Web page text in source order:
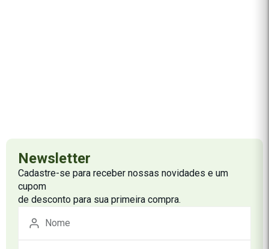
Newsletter
Cadastre-se para receber nossas novidades e um
cupom
de desconto para sua primeira compra.